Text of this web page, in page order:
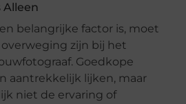
Alleen
belangrijke factor is, moet
zijn bij het
Goedkope
aantrekkelijk lijken, maar
niet de ervaring of